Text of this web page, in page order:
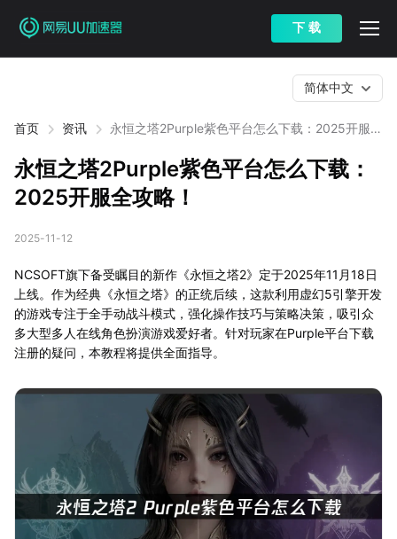
下 载
首页 资讯
永恒之塔2Purple紫色平台怎么下载：2025开服全
简体中文
永恒之塔2Purple紫色平台怎么下载：
2025开服全攻略！
2025-11-12
NCSOFT旗下备受瞩目的新作《永恒之塔2》定于2025年11月18日
上线。作为经典《永恒之塔》的正统后续，这款利用虚幻5引擎开发
的游戏专注于全手动战斗模式，强化操作技巧与策略决策，吸引众
多大型多人在线角色扮演游戏爱好者。针对玩家在Purple平台下载
注册的疑问，本教程将提供全面指导。